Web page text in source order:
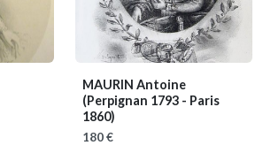
MAURIN Antoine
(Perpignan 1793 - Paris
1860)
180 €